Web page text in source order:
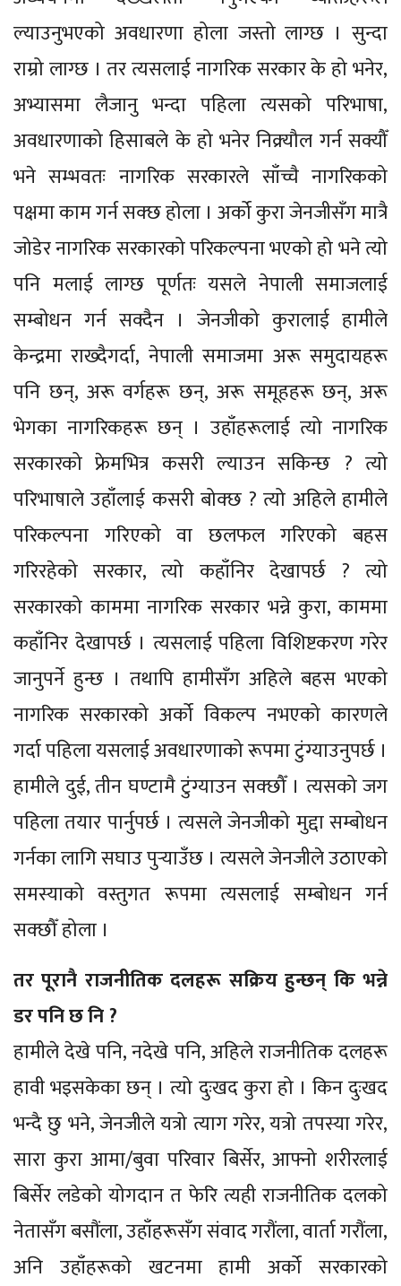
ल्याउनुभएको अवधारणा होला जस्तो लाग्छ । सुन्दा
राम्रो लाग्छ । तर त्यसलाई नागरिक सरकार के हो भनेर,
अभ्यासमा लैजानु भन्दा पहिला त्यसको परिभाषा,
अवधारणाको हिसाबले के हो भनेर निक्र्यौल गर्न सक्यौँ
भने सम्भवतः नागरिक सरकारले साँच्चै नागरिकको
पक्षमा काम गर्न सक्छ होला । अर्को कुरा जेनजीसँग मात्रै
जोडेर नागरिक सरकारको परिकल्पना भएको हो भने त्यो
पनि मलाई लाग्छ पूर्णतः यसले नेपाली समाजलाई
सम्बोधन गर्न सक्दैन । जेनजीको कुरालाई हामीले
केन्द्रमा राख्दैगर्दा, नेपाली समाजमा अरू समुदायहरू
पनि छन्, अरू वर्गहरू छन्, अरू समूहहरू छन्, अरू
भेगका नागरिकहरू छन् । उहाँहरूलाई त्यो नागरिक
सरकारको फ्रेमभित्र कसरी ल्याउन सकिन्छ ? त्यो
परिभाषाले उहाँलाई कसरी बोक्छ ? त्यो अहिले हामीले
परिकल्पना गरिएको वा छलफल गरिएको बहस
गरिरहेको सरकार, त्यो कहाँनिर देखापर्छ ? त्यो
सरकारको काममा नागरिक सरकार भन्ने कुरा, काममा
कहाँनिर देखापर्छ । त्यसलाई पहिला विशिष्टकरण गरेर
जानुपर्ने हुन्छ । तथापि हामीसँग अहिले बहस भएको
नागरिक सरकारको अर्को विकल्प नभएको कारणले
गर्दा पहिला यसलाई अवधारणाको रूपमा टुंग्याउनुपर्छ ।
हामीले दुई, तीन घण्टामै टुंग्याउन सक्छौँ । त्यसको जग
पहिला तयार पार्नुपर्छ । त्यसले जेनजीको मुद्दा सम्बोधन
गर्नका लागि सघाउ पुर्‍याउँछ । त्यसले जेनजीले उठाएको
समस्याको वस्तुगत रूपमा त्यसलाई सम्बोधन गर्न
सक्छौँ होला ।
तर पूरानै राजनीतिक दलहरू सक्रिय हुन्छन् कि भन्ने
डर पनि छ नि ?
हामीले देखे पनि, नदेखे पनि, अहिले राजनीतिक दलहरू
हावी भइसकेका छन् । त्यो दुःखद कुरा हो । किन दुःखद
भन्दै छु भने, जेनजीले यत्रो त्याग गरेर, यत्रो तपस्या गरेर,
सारा कुरा आमा/बुवा परिवार बिर्सेर, आफ्नो शरीरलाई
बिर्सेर लडेको योगदान त फेरि त्यही राजनीतिक दलको
नेतासँग बसौंला, उहाँहरूसँग संवाद गरौंला, वार्ता गरौंला,
अनि उहाँहरूको खटनमा हामी अर्को सरकारको